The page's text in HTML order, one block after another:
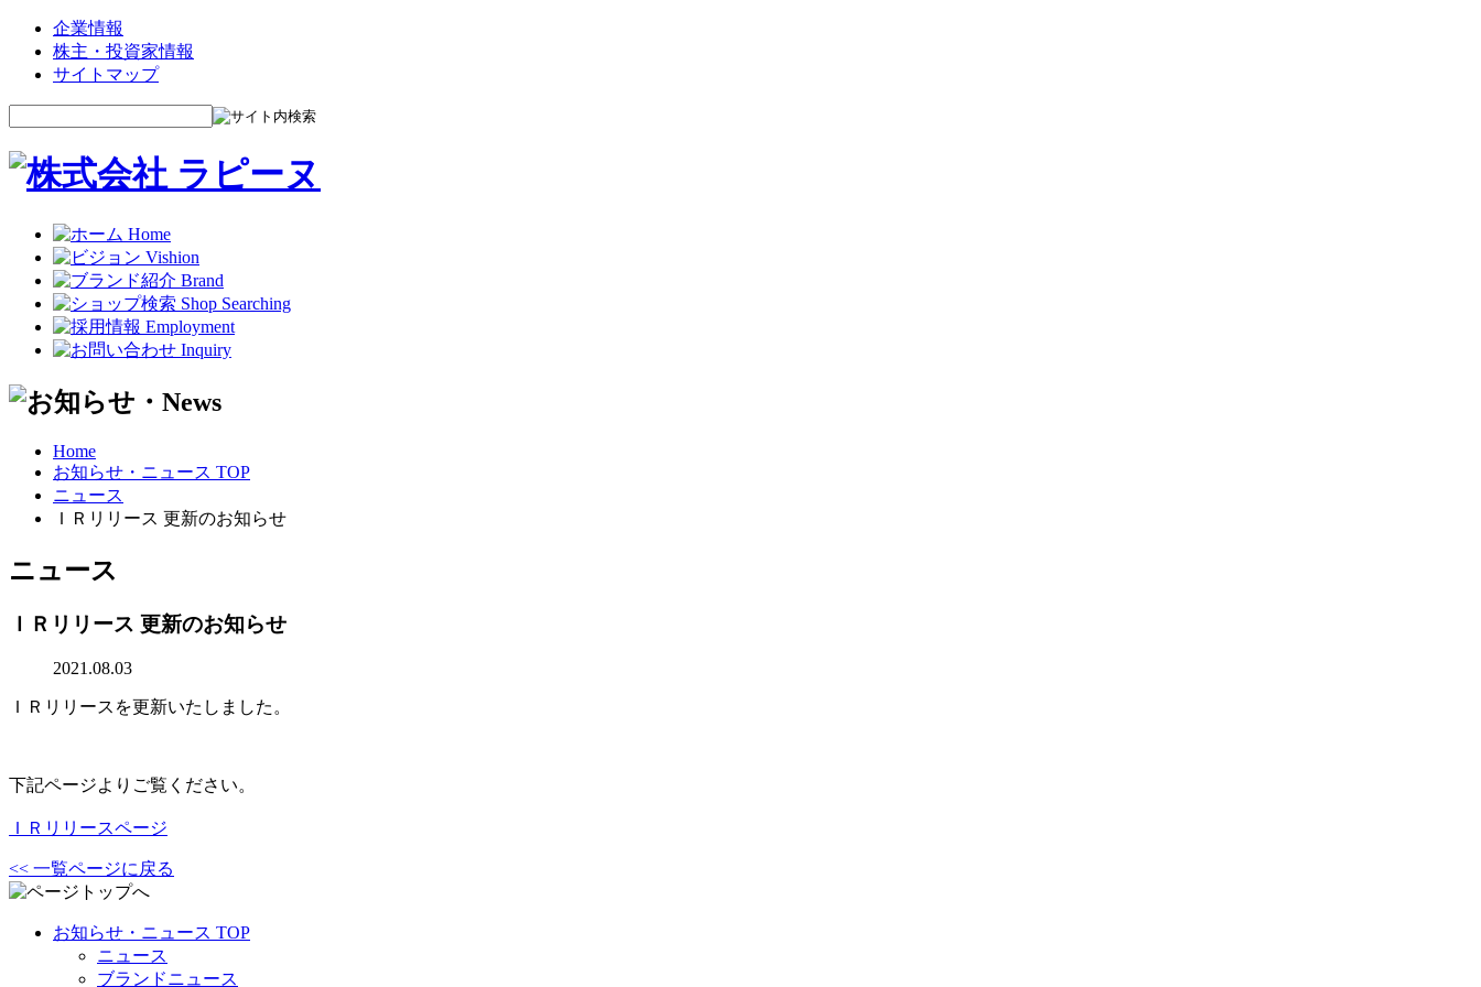
企業情報
株主・投資家情報
サイトマップ
Home
お知らせ・ニュース TOP
ニュース
ＩＲリリース 更新のお知らせ
ニュース
ＩＲリリース 更新のお知らせ
2021.08.03
ＩＲリリースを更新いたしました。
下記ページよりご覧ください。
ＩＲリリースページ
<< 一覧ページに戻る
お知らせ・ニュース TOP
ニュース
ブランドニュース